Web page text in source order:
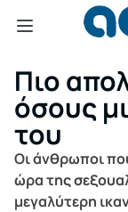
Πιο
όσους
του
Οι άνθρωποι
ώρα της
μεγαλύτερη